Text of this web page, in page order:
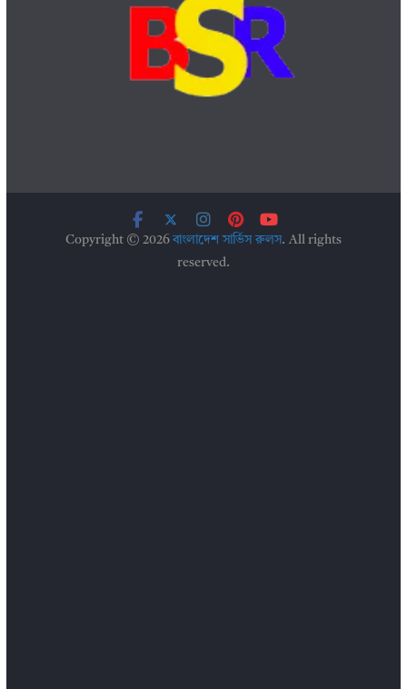
Copyright © 2026বাংলাদেশ সার্ভিস রুলস. All rights
reserved.